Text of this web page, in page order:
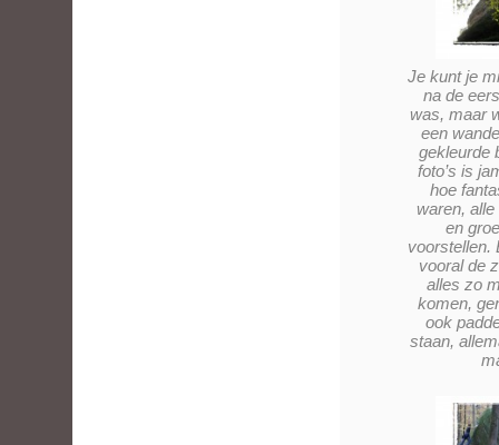
Je kunt je
na de
was, maar
een
gekleurde
foto’s is
hoe
waren, alle
en
voorstellen.
vooral de
alles zo
komen,
ook
staan,